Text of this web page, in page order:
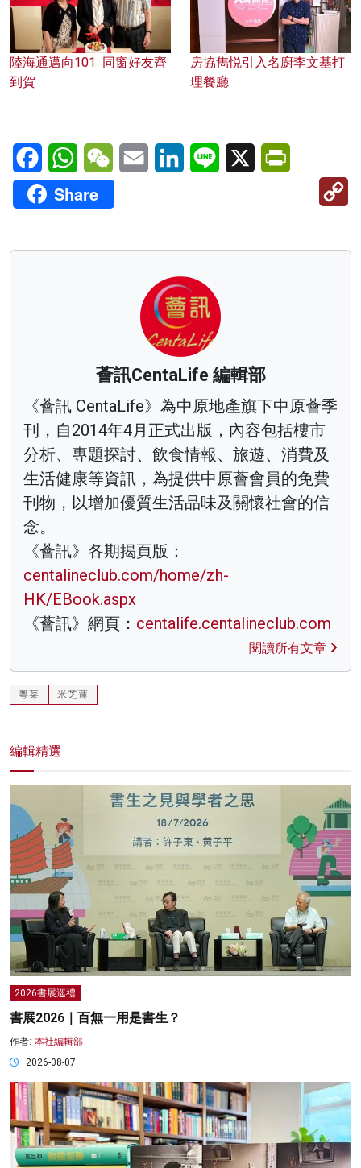
陸海通邁向101 同窗好友齊
到賀
房協雋悦引入名廚李文基打
理餐廳
FacebookWhatsAppWeChatEmail LinkedInLine X
Share
薈訊CentaLife 編輯部
《薈訊 CentaLife》為中原地產旗下中原薈季
刊，自2014年4月正式出版，內容包括樓市
分析、專題探討、飲食情報、旅遊、消費及
生活健康等資訊，為提供中原薈會員的免費
刊物，以增加優質生活品味及關懷社會的信
念。
《薈訊》各期揭頁版：
centalineclub.com/home/zh-
HK/EBook.aspx
《薈訊》網頁： centalife.centalineclub.com
閱讀所有文章
粵菜 米芝蓮
編輯精選
2026書展巡禮
書展2026｜百無一用是書生？
作者: 本社編輯部
2026-08-07